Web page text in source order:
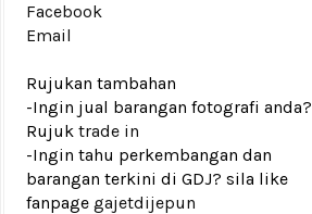
Facebook
Email
Rujukan tambahan
-Ingin jual barangan fotografi anda?
Rujuk trade in
-Ingin tahu perkembangan dan
barangan terkini di GDJ? sila like
fanpage gajetdijepun